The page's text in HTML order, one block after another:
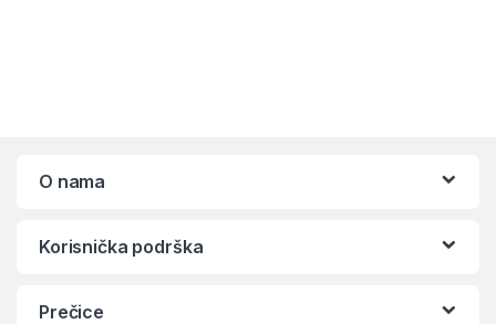
O nama
Korisnička podrška
Prečice